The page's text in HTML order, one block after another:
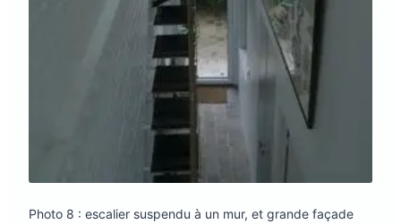
Photo 8 : escalier suspendu à un mur, et grande façade